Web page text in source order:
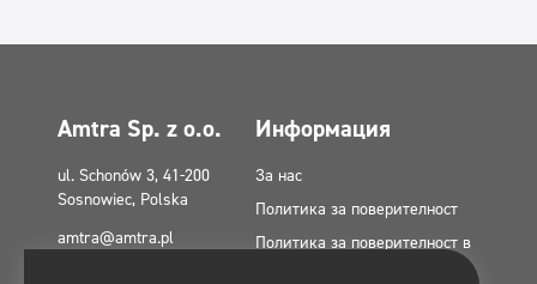
Amtra Sp. z o.o.
ul. Schonów 3, 41-200
Sosnowiec, Polska
amtra@amtra.pl
Информация
За нас
Политика за поверителност
Политика за поверителност в